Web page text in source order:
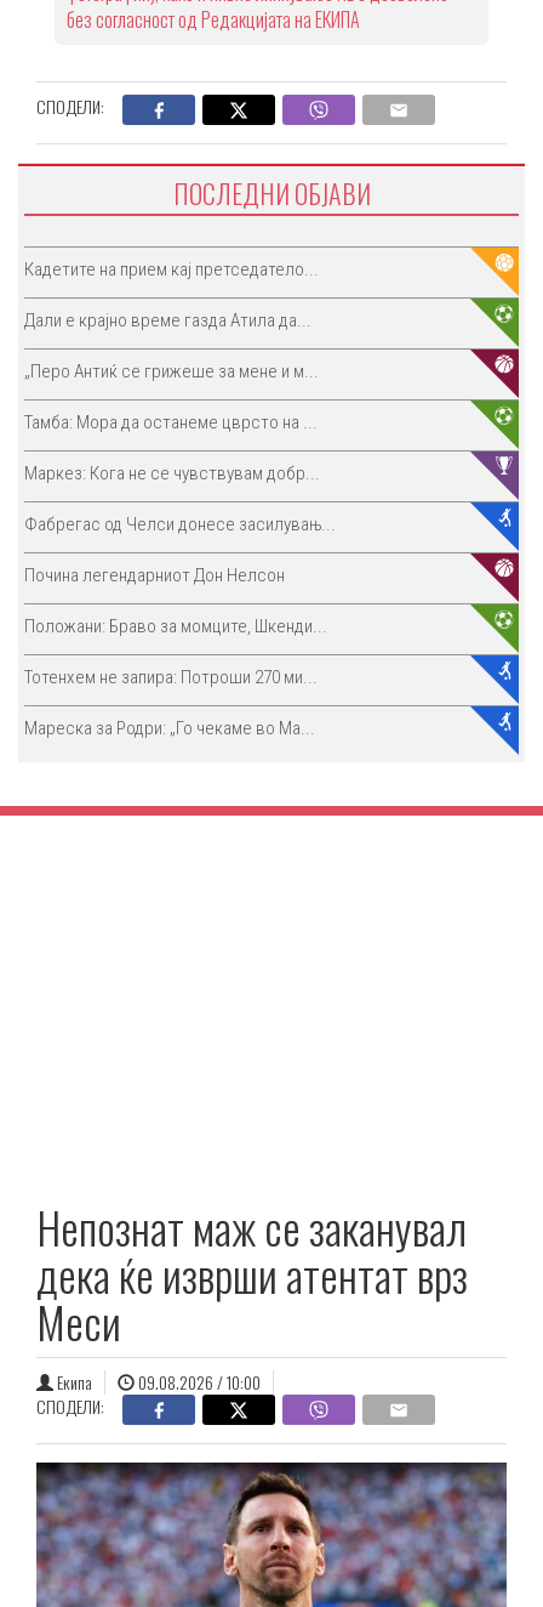
без согласност од Редакцијата на ЕКИПА
СПОДЕЛИ:
ПОСЛЕДНИ ОБЈАВИ
Кадетите на прием кај претседатело...
Дали е крајно време газда Атила да...
„Перо Антиќ се грижеше за мене и м...
Тамба: Мора да останеме цврсто на ...
Маркез: Кога не се чувствувам добр...
Фабрегас од Челси донесе засилувањ...
Почина легендарниот Дон Нелсон
Положани: Браво за момците, Шкенди...
Тотенхем не запира: Потроши 270 ми...
Мареска за Родри: „Го чекаме во Ма...
Непознат маж се заканувал
дека ќе изврши атентат врз
Меси
Екипа
09.08.2026 / 10:00
СПОДЕЛИ: